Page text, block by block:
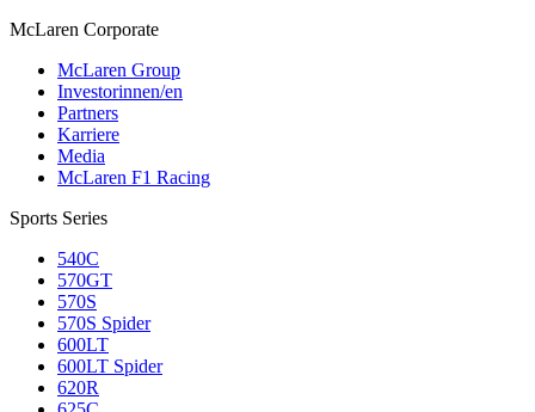
McLaren Corporate
McLaren Group
Investorinnen/en
Partners
Karriere
Media
McLaren F1 Racing
Sports Series
540C
570GT
570S
570S Spider
600LT
600LT Spider
620R